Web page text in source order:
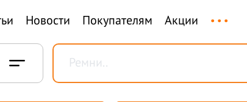
Новости Покупателям Акции ...